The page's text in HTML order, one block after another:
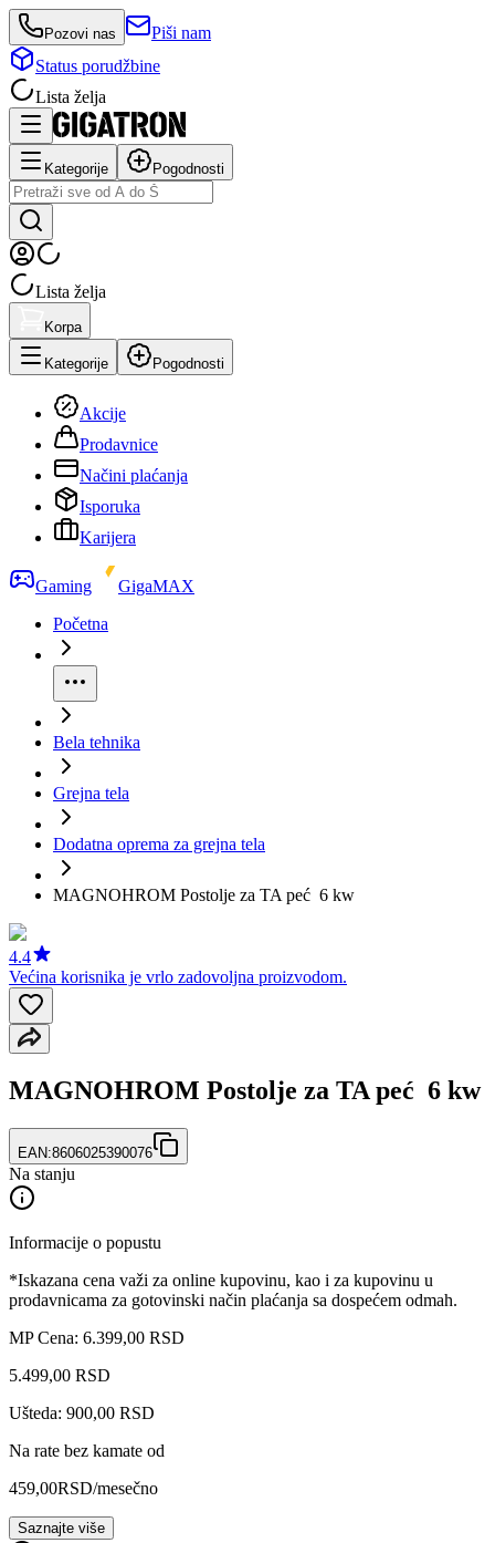
Pozovi nas
Piši nam
Status porudžbine
Lista želja
Kategorije Pogodnosti
Lista želja
Korpa
Kategorije Pogodnosti
Akcije
Prodavnice
Načini plaćanja
Isporuka
Karijera
Gaming
GigaMAX
Početna
Bela tehnika
Grejna tela
Dodatna oprema za grejna tela
MAGNOHROM Postolje za TA peć 6 kw
4.4
Većina korisnika je vrlo zadovoljna proizvodom.
MAGNOHROM Postolje za TA peć 6 kw
EAN:8606025390076
Na stanju
Informacije o popustu
*Iskazana cena važi za online kupovinu, kao i za kupovinu u
prodavnicama za gotovinski način plaćanja sa dospećem odmah.
MP Cena: 6.399,00 RSD
5.499,00 RSD
Ušteda: 900,00 RSD
Na rate bez kamate od
459,00RSD/mesečno
Saznajte više